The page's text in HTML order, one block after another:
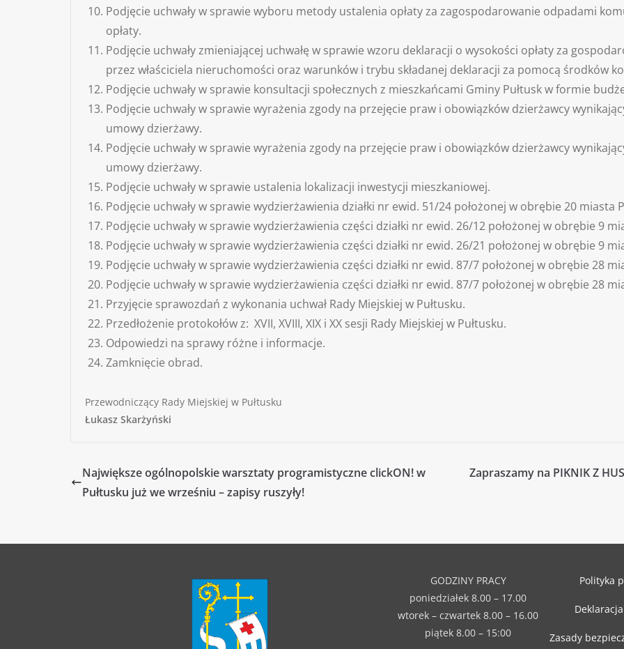
Podjęcie uchwały w sprawie wyboru metody ustalenia opłaty za zagospodarowanie odpadami
opłaty.
Podjęcie uchwały zmieniającej uchwałę w sprawie wzoru deklaracji o wysokości opłaty za
przez właściciela nieruchomości oraz warunków i trybu składanej deklaracji za pomocą środków
Podjęcie uchwały w sprawie konsultacji społecznych z mieszkańcami Gminy Pułtusk w formie
Podjęcie uchwały w sprawie wyrażenia zgody na przejęcie praw i obowiązków dzierżawcy
umowy dzierżawy.
Podjęcie uchwały w sprawie wyrażenia zgody na przejęcie praw i obowiązków dzierżawcy
umowy dzierżawy.
Podjęcie uchwały w sprawie ustalenia lokalizacji inwestycji mieszkaniowej.
Podjęcie uchwały w sprawie wydzierżawienia działki nr ewid. 51/24 położonej w obrębie 20 miasta
Podjęcie uchwały w sprawie wydzierżawienia części działki nr ewid. 26/12 położonej w obrębie 9
Podjęcie uchwały w sprawie wydzierżawienia części działki nr ewid. 26/21 położonej w obrębie 9
Podjęcie uchwały w sprawie wydzierżawienia części działki nr ewid. 87/7 położonej w obrębie 28
Podjęcie uchwały w sprawie wydzierżawienia części działki nr ewid. 87/7 położonej w obrębie 28
Przyjęcie sprawozdań z wykonania uchwał Rady Miejskiej w Pułtusku.
Przedłożenie protokołów z: XVII, XVIII, XIX i XX sesji Rady Miejskiej w Pułtusku.
Odpowiedzi na sprawy różne i informacje.
Zamknięcie obrad.
Przewodniczący Rady Miejskiej w Pułtusku
Łukasz Skarżyński
Największe ogólnopolskie warsztaty programistyczne clickON! w
Pułtusku już we wrześniu – zapisy ruszyły!
Zapraszamy na PIKNIK Z
GODZINY PRACY
poniedziałek 8.00 – 17.00
wtorek – czwartek 8.00 – 16.00
piątek 8.00 – 15:00
Polityka
Zasady